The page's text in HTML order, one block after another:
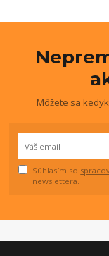
Môžete sa
Súhlasím so
newslettera.